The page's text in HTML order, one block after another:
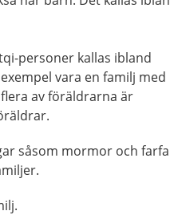
personer kallas ibland
vara en familj med
av föräldrarna är
såsom mormor och